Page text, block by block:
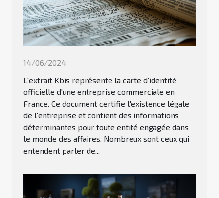
14/06/2024
L'extrait Kbis représente la carte d'identité
officielle d'une entreprise commerciale en
France. Ce document certifie l'existence légale
de l'entreprise et contient des informations
déterminantes pour toute entité engagée dans
le monde des affaires. Nombreux sont ceux qui
entendent parler de...